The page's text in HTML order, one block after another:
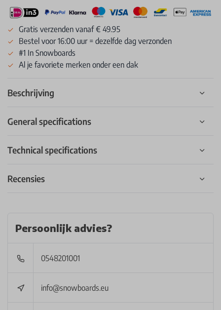
Gratis verzenden vanaf € 49.95
Bestel voor 16:00 uur = dezelfde dag verzonden
#1 In Snowboards
Al je favoriete merken onder een dak
Beschrijving
General specifications
Technical specifications
Recensies
Persoonlijk advies?
0548201001
info@snowboards.eu